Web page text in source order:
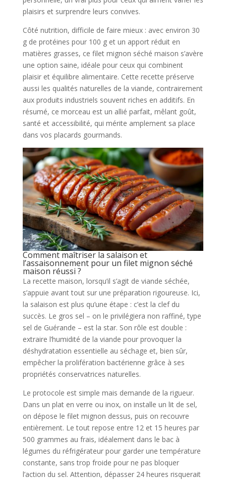
plaisirs et surprendre leurs convives.
Côté nutrition, difficile de faire mieux : avec environ 30
g de protéines pour 100 g et un apport réduit en
matières grasses, ce filet mignon séché maison s’avère
une option saine, idéale pour ceux qui combinent
plaisir et équilibre alimentaire. Cette recette préserve
aussi les qualités naturelles de la viande, contrairement
aux produits industriels souvent riches en additifs. En
résumé, ce morceau est un allié parfait, mêlant goût,
santé et accessibilité, qui mérite amplement sa place
dans vos placards gourmands.
Comment maîtriser la salaison et
l’assaisonnement pour un filet mignon séché
maison réussi ?
La recette maison, lorsqu’il s’agit de viande séchée,
s’appuie avant tout sur une préparation rigoureuse. Ici,
la salaison est plus qu’une étape : c’est la clef du
succès. Le gros sel – on le privilégiera non raffiné, type
sel de Guérande – est la star. Son rôle est double :
extraire l’humidité de la viande pour provoquer la
déshydratation essentielle au séchage et, bien sûr,
empêcher la prolifération bactérienne grâce à ses
propriétés conservatrices naturelles.
Le protocole est simple mais demande de la rigueur.
Dans un plat en verre ou inox, on installe un lit de sel,
on dépose le filet mignon dessus, puis on recouvre
entièrement. Le tout repose entre 12 et 15 heures par
500 grammes au frais, idéalement dans le bac à
légumes du réfrigérateur pour garder une température
constante, sans trop froide pour ne pas bloquer
l’action du sel. Attention, dépasser 24 heures risquerait